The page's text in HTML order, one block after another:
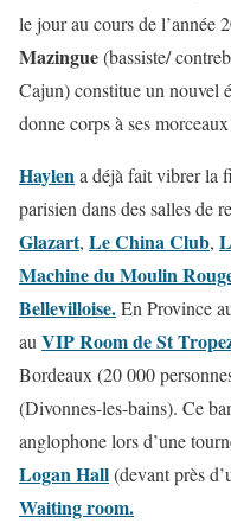
lejour au cours de l’année
Mazingue(bassiste/
Cajun) constitue un nouvel
donne corps à ses
Haylena déjà fait vibrer la
parisien dans des salles de
Glazart, Le China Club,
Machine du Moulin
Bellevilloise.En Province
au VIP Room de St
Bordeaux (20 000
(Divonnes-les-bains). Ce
anglophone lors d’une
Logan Hall(devant près
Waiting room.